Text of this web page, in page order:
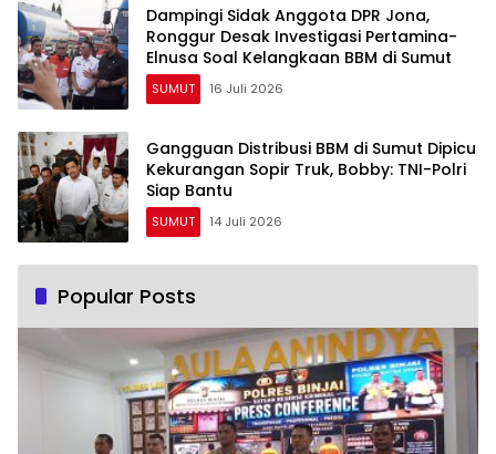
Dampingi Sidak Anggota DPR Jona,
Ronggur Desak Investigasi Pertamina-
Elnusa Soal Kelangkaan BBM di Sumut
SUMUT 16 Juli 2026
Gangguan Distribusi BBM di Sumut Dipicu
Kekurangan Sopir Truk, Bobby: TNI-Polri
Siap Bantu
SUMUT 14 Juli 2026
Popular Posts